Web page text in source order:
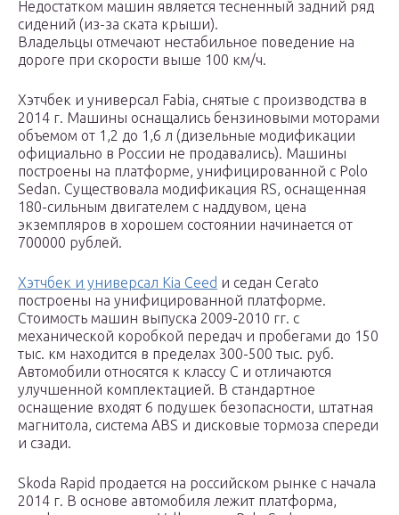
Недостатком машин является тесненный задний ряд
сидений (из-за ската крыши).
Владельцы отмечают нестабильное поведение на
дороге при скорости выше 100 км/ч.
Хэтчбек и универсал Fabia, снятые с производства в
2014 г. Машины оснащались бензиновыми моторами
объемом от 1,2 до 1,6 л (дизельные модификации
официально в России не продавались). Машины
построены на платформе, унифицированной с Polo
Sedan. Существовала модификация RS, оснащенная
180-сильным двигателем с наддувом, цена
экземпляров в хорошем состоянии начинается от
700000 рублей.
Хэтчбек и универсал Kia Ceed и седан Cerato
построены на унифицированной платформе.
Стоимость машин выпуска 2009-2010 гг. с
механической коробкой передач и пробегами до 150
тыс. км находится в пределах 300-500 тыс. руб.
Автомобили относятся к классу С и отличаются
улучшенной комплектацией. В стандартное
оснащение входят 6 подушек безопасности, штатная
магнитола, система ABS и дисковые тормоза спереди
и сзади.
Skoda Rapid продается на российском рынке с начала
2014 г. В основе автомобиля лежит платформа,